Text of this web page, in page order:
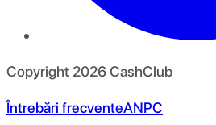
Copyright 2026CashClub
Întrebări frecventeANPC